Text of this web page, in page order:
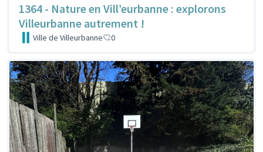
1364 - Nature en Vill’eurbanne : explorons
Villeurbanne autrement !
Ville de Villeurbanne 0